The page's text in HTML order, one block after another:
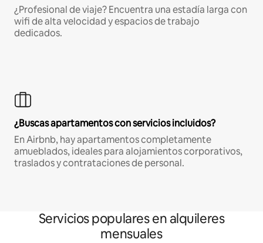
¿Profesional de viaje? Encuentra una estadía larga con
wifi de alta velocidad y espacios de trabajo
dedicados.
¿Buscas apartamentos con servicios incluidos?
En Airbnb, hay apartamentos completamente
amueblados, ideales para alojamientos corporativos,
traslados y contrataciones de personal.
Servicios populares en alquileres
mensuales